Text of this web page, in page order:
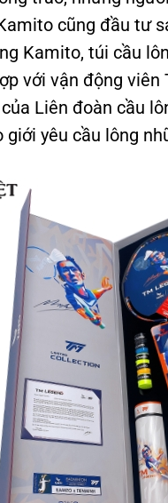
cũng đầu tư
Kamito, túi cầu
với vận động
Liên đoàn cầu
yêu cầu lông